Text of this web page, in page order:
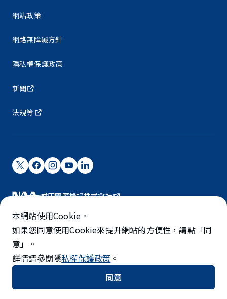
網站政策
網路無障礙方針
隱私權保護政策
新聞
法規等
成田國際機場株式會社
成田國際機場由NAA營運。
©NARITA INTERNATIONAL AIRPORT CORPORATION
5-STAR AIRPORT
本網站使用Cookie。
如果您同意使用Cookie來提升網站的方便性，請點「同
意」。
詳情請參閱隱私權保護政策 。
同意